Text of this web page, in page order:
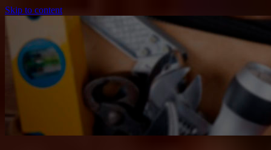
Skip to content